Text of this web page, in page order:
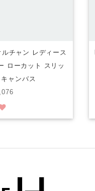
チャン レディース
ローカット スリッ
ャンバス